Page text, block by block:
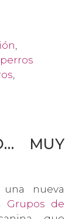
perros
MUY
nueva
Grupos de